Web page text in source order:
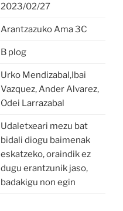
2023/02/27
Arantzazuko Ama 3C
B plog
Urko Mendizabal,Ibai
Vazquez, Ander Alvarez,
Odei Larrazabal
Udaletxeari mezu bat
bidali diogu baimenak
eskatzeko, oraindik ez
dugu erantzunik jaso,
badakigu non egin